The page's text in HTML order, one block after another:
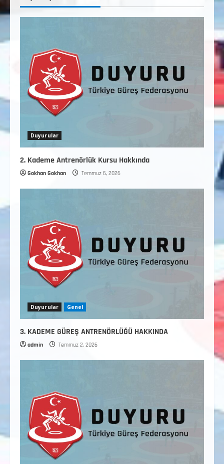
HAKKINDA
Haziran 12, 2026
Duyurular
2. Kademe Antrenörlük Kursu Hakkında
Gokhan Gokhan Temmuz 6, 2026
Duyurular Genel
3. KADEME GÜREŞ ANTRENÖRLÜĞÜ HAKKINDA
admin Temmuz 2, 2026